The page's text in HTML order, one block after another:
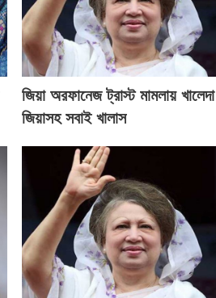
জিয়া অরফানেজ ট্রাস্ট মামলায় খালেদা
জিয়াসহ সবাই খালাস